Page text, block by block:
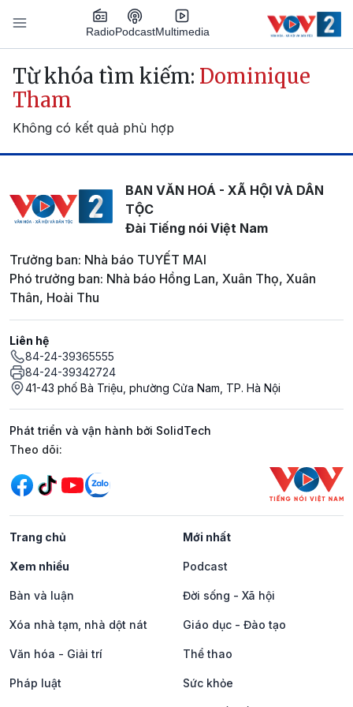
Nhảy đến nội dung
RadioPodcastMultimedia
Main navigation
Từ khóa tìm kiếm: Dominique
Tham
Không có kết quả phù hợp
BAN VĂN HOÁ - XÃ HỘI VÀ DÂN
TỘC
Đài Tiếng nói Việt Nam
Trưởng ban: Nhà báo TUYẾT MAI
Phó trưởng ban: Nhà báo Hồng Lan, Xuân Thọ, Xuân
Thân, Hoài Thu
Liên hệ
84-24-39365555
84-24-39342724
41-43 phố Bà Triệu, phường Cửa Nam, TP. Hà Nội
Phát triển và vận hành bởi SolidTech
Mạng xã hội
Theo dõi:
Trang chủ Mới nhất
Xem nhiều Podcast
Bàn và luận Đời sống - Xã hội
Xóa nhà tạm, nhà dột nát Giáo dục - Đào tạo
Văn hóa - Giải trí Thể thao
Pháp luật Sức khỏe